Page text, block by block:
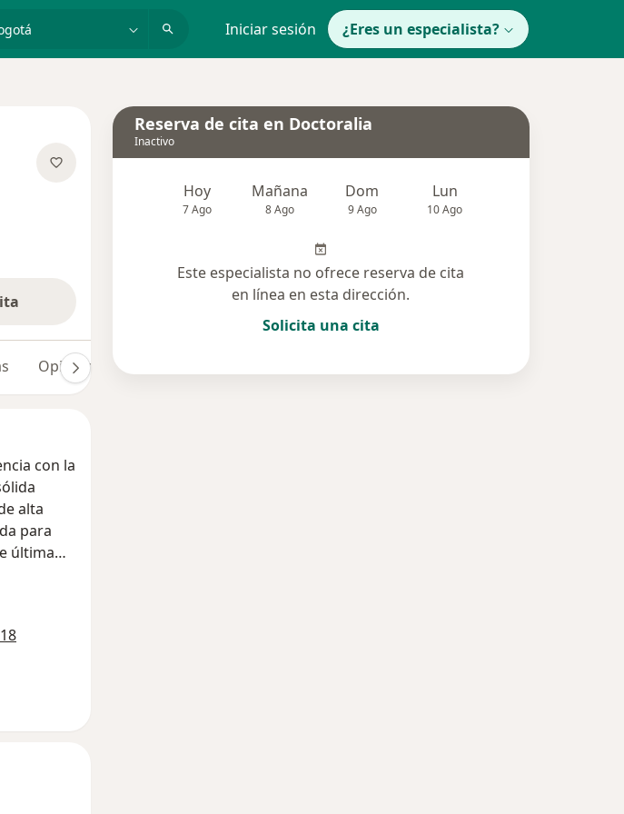
Iniciar sesión ¿Eres un especialista?
Opiniones
con la
alta
para
última
a11y_sr_more_diseases
Reserva de cita en Doctoralia
Inactivo
Hoy
7 Ago
Mañana
8 Ago
Dom
9 Ago
Lun
10 Ago
Este especialista no ofrece reserva de cita
en línea en esta dirección.
Solicita una cita